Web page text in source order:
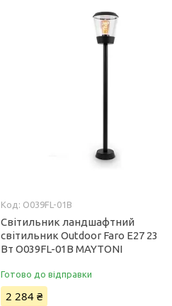
O039FL-01B
Світильник ландшафтний
світильник Outdoor Faro E27 23
Вт O039FL-01B MAYTONI
Готово до відправки
2 284 ₴